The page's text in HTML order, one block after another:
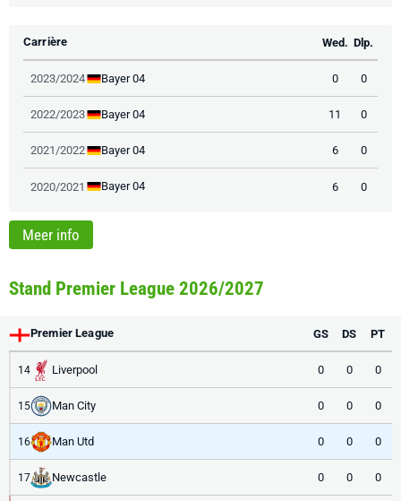
Carrière Wed. Dlp.
2023/2024 Bayer 04 0 0
2022/2023 Bayer 04 11 0
2021/2022 Bayer 04 6 0
2020/2021 Bayer 04 6 0
Meer info
Stand Premier League 2026/2027
Premier League GS DS PT
14 Liverpool 0 0 0
15 Man City 0 0 0
16 Man Utd 0 0 0
17 Newcastle 0 0 0